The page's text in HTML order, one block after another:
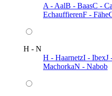
A - AalB - BaasC -
EchauffierenF - Fähe
H - N
H - HaarnetzI - IbexJ
MachorkaN - Nabob